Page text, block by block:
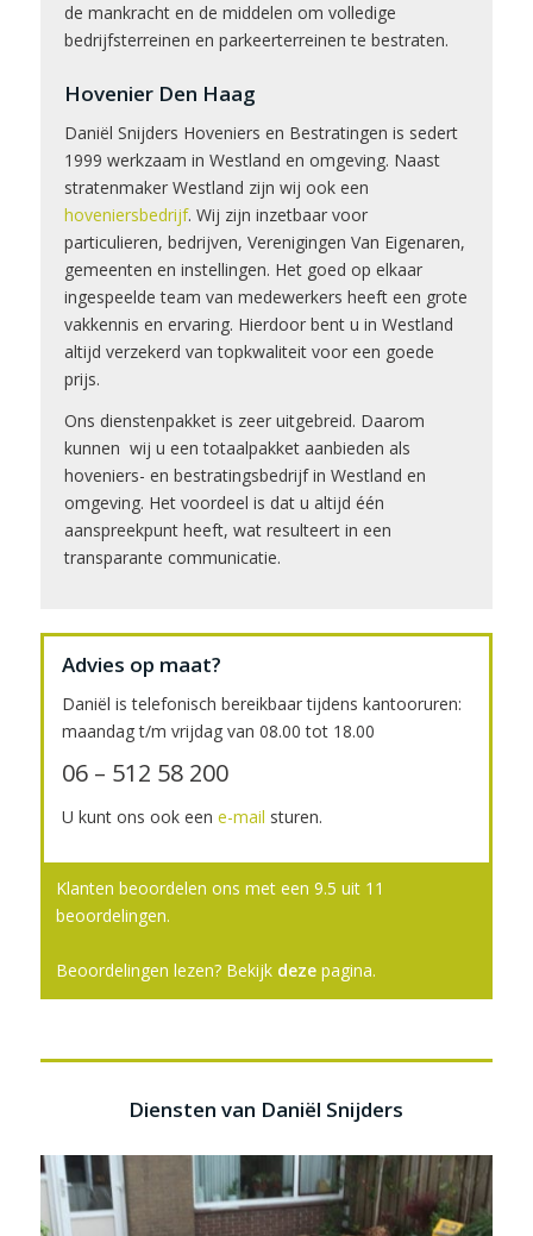
de mankracht en de middelen om volledige
bedrijfsterreinen en parkeerterreinen te bestraten.
Hovenier Den Haag
Daniël Snijders Hoveniers en Bestratingen is sedert
1999 werkzaam in Westland en omgeving. Naast
stratenmaker Westland zijn wij ook een
hoveniersbedrijf. Wij zijn inzetbaar voor
particulieren, bedrijven, Verenigingen Van Eigenaren,
gemeenten en instellingen. Het goed op elkaar
ingespeelde team van medewerkers heeft een grote
vakkennis en ervaring. Hierdoor bent u in Westland
altijd verzekerd van topkwaliteit voor een goede
prijs.
Ons dienstenpakket is zeer uitgebreid. Daarom
kunnen wij u een totaalpakket aanbieden als
hoveniers- en bestratingsbedrijf in Westland en
omgeving. Het voordeel is dat u altijd één
aanspreekpunt heeft, wat resulteert in een
transparante communicatie.
Advies op maat?
Daniël is telefonisch bereikbaar tijdens kantooruren:
maandag t/m vrijdag van 08.00 tot 18.00
06 – 512 58 200
U kunt ons ook een e-mail sturen.
Klanten beoordelen ons met een 9.5 uit 11
beoordelingen.
Beoordelingen lezen? Bekijk dezepagina.
Diensten van Daniël Snijders